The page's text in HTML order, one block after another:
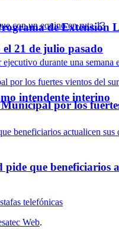
de Extensión
intendente interino
que beneficiarios
21 de julio pasado
por los
Web.